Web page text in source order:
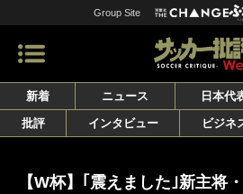
Group Site
新着 ニュース 日本代
批評
インタビュー ビジネ
【W杯】｢震えました｣新主将